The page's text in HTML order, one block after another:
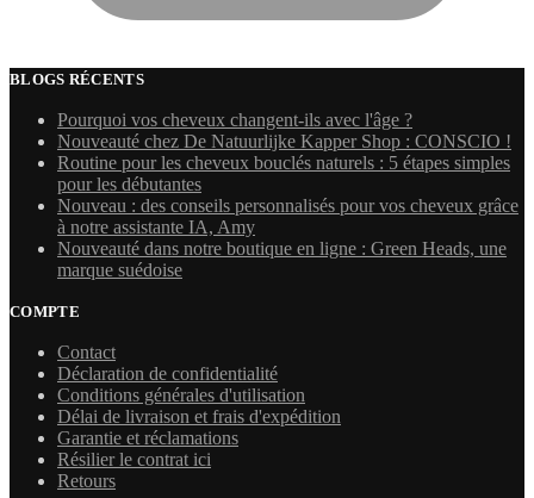
BLOGS RÉCENTS
Pourquoi vos cheveux changent-ils avec l'âge ?
Nouveauté chez De Natuurlijke Kapper Shop : CONSCIO !
Routine pour les cheveux bouclés naturels : 5 étapes simples
pour les débutantes
Nouveau : des conseils personnalisés pour vos cheveux grâce
à notre assistante IA, Amy
Nouveauté dans notre boutique en ligne : Green Heads, une
marque suédoise
COMPTE
Contact
Déclaration de confidentialité
Conditions générales d'utilisation
Délai de livraison et frais d'expédition
Garantie et réclamations
Résilier le contrat ici
Retours